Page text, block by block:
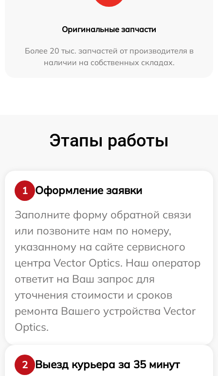
Оригинальные запчасти
Более 20 тыс. запчастей от производителя в
наличии на собственных складах.
Этапы работы
1
Оформление заявки
Заполните форму обратной связи
или позвоните нам по номеру,
указанному на сайте сервисного
центра Vector Optics. Наш оператор
ответит на Ваш запрос для
уточнения стоимости и сроков
ремонта Вашего устройства Vector
Optics.
2 Выезд курьера за 35 минут